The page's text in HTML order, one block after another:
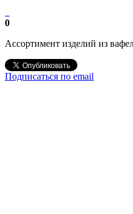
0
Ассортимент изделий из
Подписаться по email